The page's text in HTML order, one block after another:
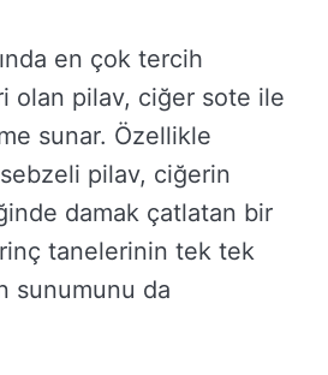
en çok tercih
olan pilav, ciğer sote ile
sunar. Özellikle
pilav, ciğerin
damak çatlatan bir
tanelerinin tek tek
sunumunu da